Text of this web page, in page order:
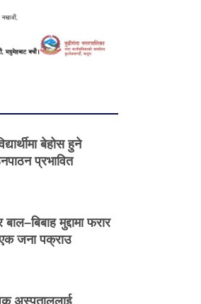
बेहोस हुने
प्रभावित
मुद्दामा फरार
जना पक्राउ
अस्पताललाई